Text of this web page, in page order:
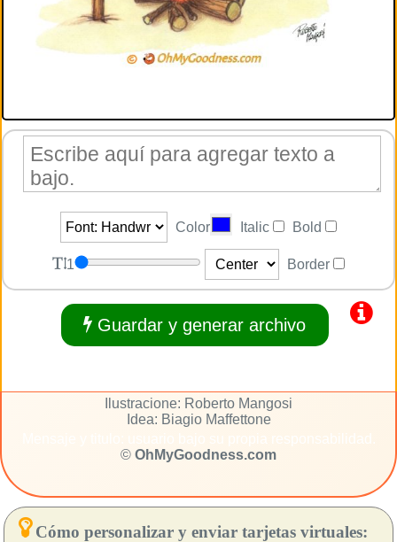
Color Italic Bold
1 Border
Guardar y generar archivo
Ilustracione: Roberto Mangosi
Idea: Biagio Maffettone
© OhMyGoodness.com
Cómo personalizar y enviar tarjetas virtuales: